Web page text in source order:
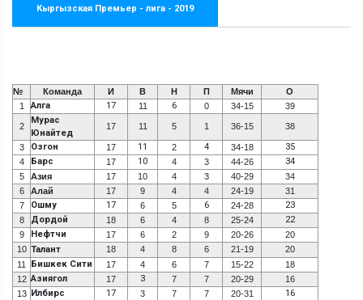
Кыргызская Премьер - лига - 2019
№ Команда И В Н П Мячи
О
1
Алга 17 11 6 0 34-15 39
2
Мурас
Юнайтед
17 11 5 1 36-15 38
3 Озгон 17 11 2 4 34-18 35
4 Барс 17 10 4 3 44-26 34
5 Азия 17 10 4 3 40-29
34
6
Алай 17 9 4 4 24-19
31
7
Ошму 17 6 5 6 24-28 23
8 Дордой 18 6 4 8 25-24 22
9 Нефтчи 17 6 2 9 20-26
20
10 Талант 18 4 8 6 21-19
20
11
Бишкек Сити 17 4 6 7 15-22
18
12 Азиягол 17 3 7 7 20-29
16
13
Илбирс 17 3 7 7 20-31 16